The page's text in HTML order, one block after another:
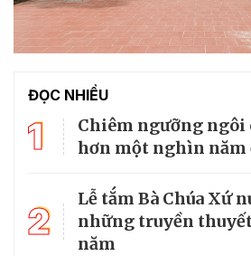
ĐỌC NHIỀU
1
Chiêm ngưỡng ngôi
hơn một nghìn năm
2
Lễ tắm Bà Chúa Xứ
những truyền
năm